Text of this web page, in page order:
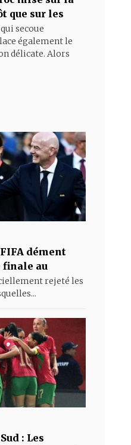
que sur les
secoue
également le
délicate. Alors
dément
finale au
rejeté les
: Les